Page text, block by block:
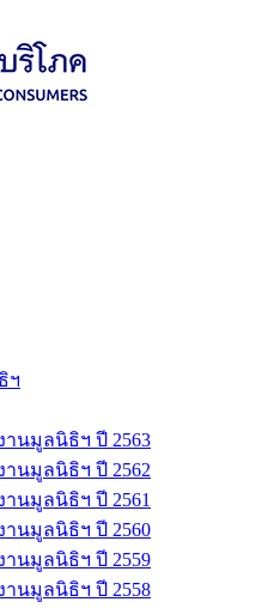
ฯ
านมูลนิธิฯ ปี 2563
านมูลนิธิฯ ปี 2562
านมูลนิธิฯ ปี 2561
านมูลนิธิฯ ปี 2560
านมูลนิธิฯ ปี 2559
านมูลนิธิฯ ปี 2558